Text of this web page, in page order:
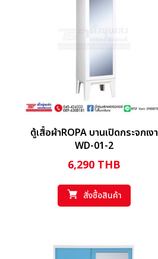
ตู้เสื้อผ้าROPA บานเปิดกระจกเงา
WD-01-2
6,290 THB
สั่งซื้อสินค้า